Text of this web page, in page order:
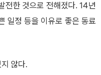
전한 것으로 전해졌다. 14년
일정 등을 이유로 좋은 동료
않다.